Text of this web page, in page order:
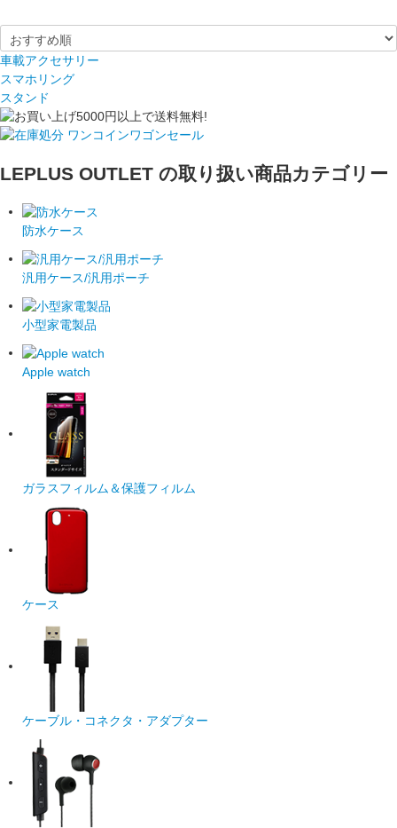
車載アクセサリー
スマホリング
スタンド
LEPLUS OUTLET の取り扱い商品カテゴリー
防水ケース
汎用ケース/汎用ポーチ
小型家電製品
Apple watch
ガラスフィルム＆保護フィルム
ケース
ケーブル・コネクタ・アダプター